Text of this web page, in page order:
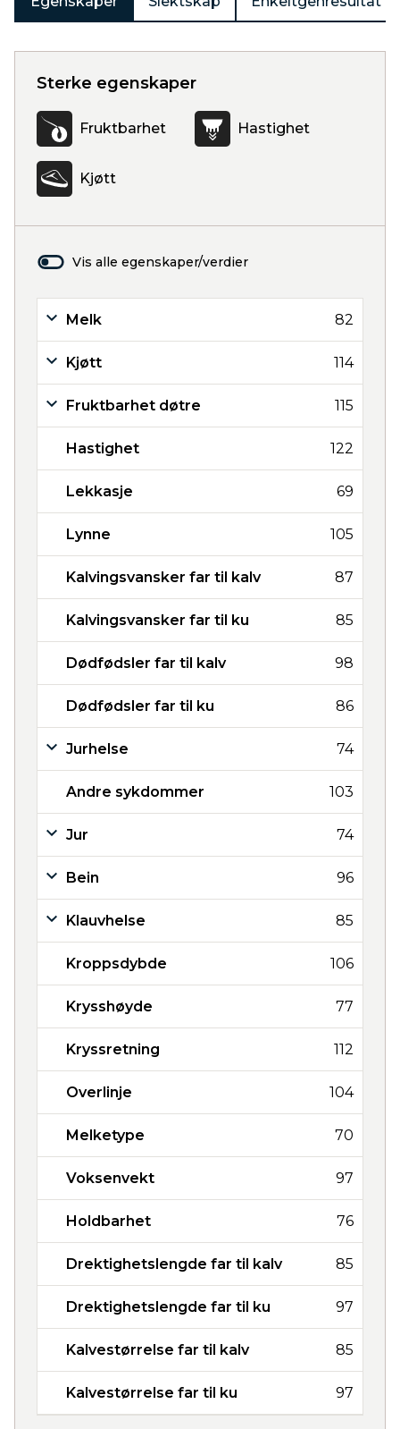
Sterke egenskaper
Fruktbarhet Hastighet
Kjøtt
Vis alle egenskaper/verdier
Melk 82
Kjøtt 114
Fruktbarhet døtre 115
Hastighet 122
Lekkasje 69
Lynne 105
Kalvingsvansker far til kalv 87
Kalvingsvansker far til ku 85
Dødfødsler far til kalv 98
Dødfødsler far til ku 86
Jurhelse 74
Andre sykdommer 103
Jur 74
Bein 96
Klauvhelse 85
Kroppsdybde 106
Krysshøyde 77
Kryssretning 112
Overlinje 104
Melketype 70
Voksenvekt 97
Holdbarhet 76
Drektighetslengde far til kalv 85
Drektighetslengde far til ku 97
Kalvestørrelse far til kalv 85
Kalvestørrelse far til ku 97